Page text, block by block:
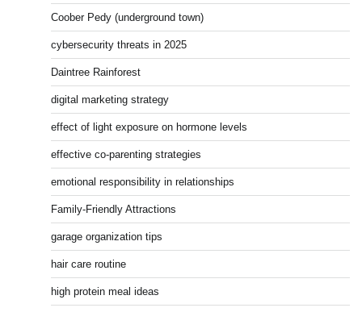
Coober Pedy (underground town)
cybersecurity threats in 2025
Daintree Rainforest
digital marketing strategy
effect of light exposure on hormone levels
effective co-parenting strategies
emotional responsibility in relationships
Family-Friendly Attractions
garage organization tips
hair care routine
high protein meal ideas